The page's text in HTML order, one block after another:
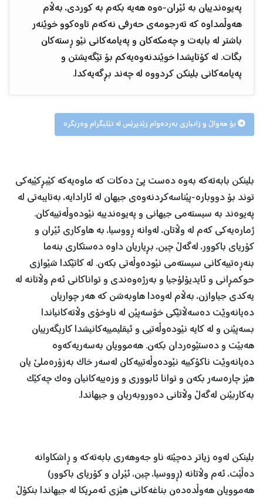
پەیوەندییان بە ئێران-ەوە هەیە بکەم بە کوردی، بەڵام
هەوڵمداوە کە تەرجومەی حەرفی نەکەم تاوەکوو خوێنەر
باشتر لە بابەت و چەمکەکان و پەیامەکانی نێو ڕستەکان
بگات. لە کۆتایشدا خوێندنەوەیەکم بۆ تێگەیشتن و
پەیامەکانی بلینکن کردووە لە چەند بڕگەیەکدا.
بۆ هەواڵ و زانیاری بەردەوام زێدپرێس لە تێلیگرام وەربگرە
بلینکن بابەتەکە بەوە دەست پێ دەکات کە ماوەیەکە کێبڕکێیەکی
توند بۆ دووبارە-پێناسەکردنەوەی جیهان لە ئارادایە، بەتایبەتی لە
پەیوەند بە سیستەمی جیهانی و پەیوەندییە نێودەوڵەتییەکان.
ژمارەیەکی کەم لە وڵاتان، لەوانە ڕووسیا، بە هاوکاری ئێران و
کۆریای باکوور، لەگەڵ چین، بڕیاریان داوە دەستکاری بنەما
بنەڕەتییەکانی سیستەمی نێودەوڵەتی بکەن. لە کاتێکدا شێوازی
حوکمڕانی و ئایدیۆلۆجیا و بەرژەوەندی و تواناکانی ئەم وڵاتانە لە
یەکدی جیاوازن، بەڵام لەوەدا هاوبەشن کە هەر چواریان
دەیانەوێت دەسەڵاتێکی خۆسەپێن لە ناوخۆی وڵاتەکانیاندا
بسەپێنن و لە کایە نێودەوڵەتیی و ئیقلیمییەکانیشدا کاریگەرییان
هەبێت و دەستێوەردان بکەن. هەموویان بەسەریەکەوە
دەیانەوێت ناکۆکییە نێودەوڵەتییەکان لەسەر خاک بەزۆرەملێ یان
هێز چارەسەر بکەن و توانا ئابووری و وزەییەکانیان وەک چەکێک
بەکاربێنن لەگەڵ وڵاتانی دەوروبەریان و جیهاندا.
بلینکن لەوە زیاتر دەچێتە ناو جەوهەری بابەتەکە و ڕاشکاوانە
دەڵێت، ئەم وڵاتانە (ڕووسیا، چین، ئێران و کۆریای باکوور)
هەموویان هەوڵدەدەن بناغەکانی هێزی ئەمریکا لە جیهاندا بنکۆڵ